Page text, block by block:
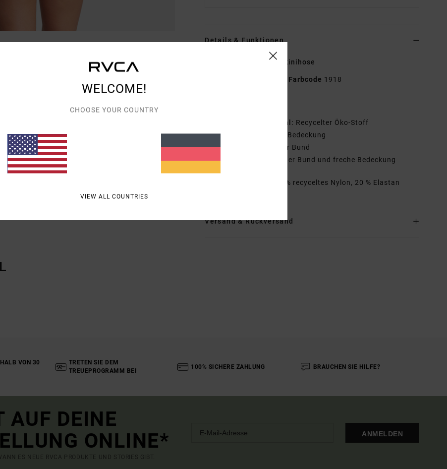
Details & Funktionen
Frauen Blau Freche Bikinihose
Farbcode 1918
Recyceltes Material: Recycelter Öko-Stoff
Bedeckung:
freche Bedeckung
Passform:
Niedriger Bund
Bedeckung:
Niedriger Bund und freche Bedeckung
80 % recyceltes Nylon, 20 % Elastan
Versand & Rückversand
VON 30
TRETEN SIE DEM
TREUEPROGRAMM BEI
100% SICHERE ZAHLUNG BRAUCHEN SIE HILFE?
AUF DEINE
ONLINE*
ES NEUE RVCA PRODUKTE UND STORIES GIBT.
ANMELDEN
WELCOME!
CHOOSE YOUR COUNTRY
VIEW ALL COUNTRIES